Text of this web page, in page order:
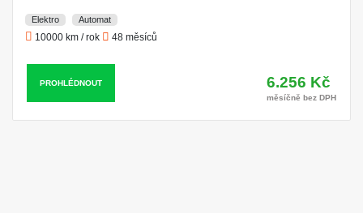
Elektro Automat
10000 km / rok 48 měsíců
PROHLÉDNOUT 6.256 Kč
měsíčně bez DPH